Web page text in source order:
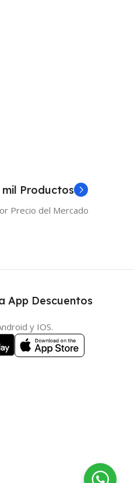
mil Productos
Precio del Mercado
App Descuentos
y IOS.